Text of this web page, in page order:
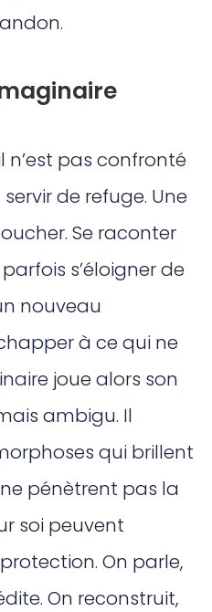
n’est pas confronté
de refuge. Une
Se raconter
s’éloigner de
nouveau
à ce qui ne
joue alors son
ambigu. Il
qui brillent
pénètrent pas la
soi peuvent
On parle,
On reconstruit,